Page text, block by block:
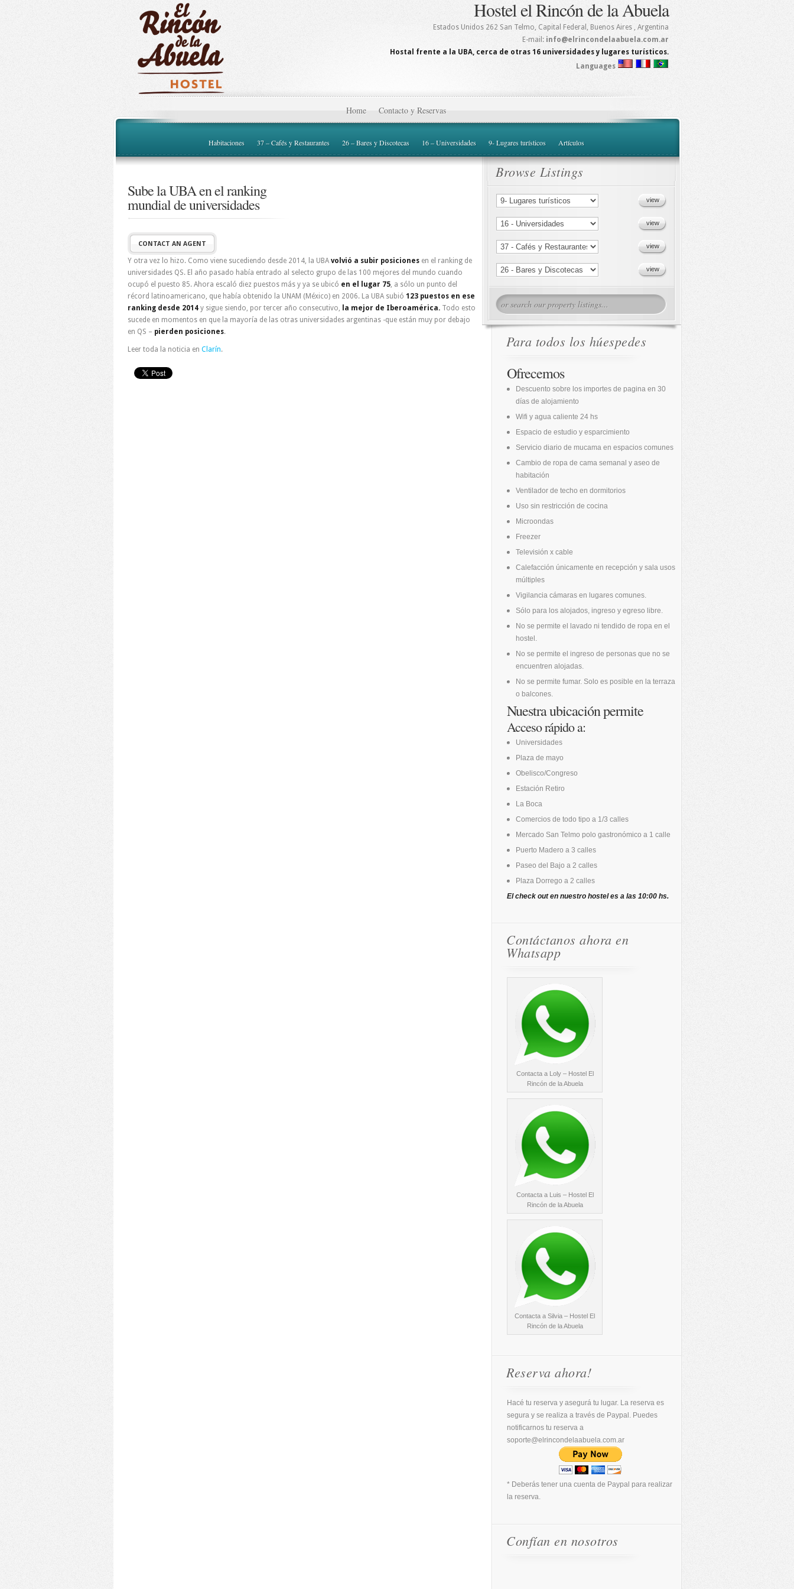
Hostel el Rincón de la Abuela
Estados Unidos 262 San Telmo, Capital Federal, Buenos Aires , Argentina
E-mail: info@elrincondelaabuela.com.ar
Hostal frente a la UBA, cerca de otras 16 universidades y lugares turísticos.
Languages
Home Contacto y Reservas
Habitaciones 37 – Cafés y Restaurantes 26 – Bares y Discotecas 16 – Universidades 9- Lugares turísticos Artículos
Sube la UBA en el ranking
mundial de universidades
CONTACT AN AGENT
Y otra vez lo hizo. Como viene sucediendo desde 2014, la UBA volvió a subir posiciones en el ranking de
universidades QS. El año pasado había entrado al selecto grupo de las 100 mejores del mundo cuando
ocupó el puesto 85. Ahora escaló diez puestos más y ya se ubicó en el lugar 75, a sólo un punto del
récord latinoamericano, que había obtenido la UNAM (México) en 2006. La UBA subió 123 puestos en ese
ranking desde 2014 y sigue siendo, por tercer año consecutivo, la mejor de Iberoamérica. Todo esto
sucede en momentos en que la mayoría de las otras universidades argentinas -que están muy por debajo
en QS – pierden posiciones.
Leer toda la noticia en Clarín.
Browse Listings
Para todos los húespedes
Ofrecemos
Descuento sobre los importes de pagina en 30
días de alojamiento
Wifi y agua caliente 24 hs
Espacio de estudio y esparcimiento
Servicio diario de mucama en espacios comunes
Cambio de ropa de cama semanal y aseo de
habitación
Ventilador de techo en dormitorios
Uso sin restricción de cocina
Microondas
Freezer
Televisión x cable
Calefacción únicamente en recepción y sala usos
múltiples
Vigilancia cámaras en lugares comunes.
Sólo para los alojados, ingreso y egreso libre.
No se permite el lavado ni tendido de ropa en el
hostel.
No se permite el ingreso de personas que no se
encuentren alojadas.
No se permite fumar. Solo es posible en la terraza
o balcones.
Nuestra ubicación permite
Acceso rápido a:
Universidades
Plaza de mayo
Obelisco/Congreso
Estación Retiro
La Boca
Comercios de todo tipo a 1/3 calles
Mercado San Telmo polo gastronómico a 1 calle
Puerto Madero a 3 calles
Paseo del Bajo a 2 calles
Plaza Dorrego a 2 calles
El check out en nuestro hostel es a las 10:00 hs.
Contáctanos ahora en
Whatsapp
Contacta a Loly – Hostel El
Rincón de la Abuela
Contacta a Luis – Hostel El
Rincón de la Abuela
Contacta a Silvia – Hostel El
Rincón de la Abuela
Reserva ahora!
Hacé tu reserva y asegurá tu lugar. La reserva es
segura y se realiza a través de Paypal. Puedes
notificarnos tu reserva a
soporte@elrincondelaabuela.com.ar
* Deberás tener una cuenta de Paypal para realizar
la reserva.
Confían en nosotros